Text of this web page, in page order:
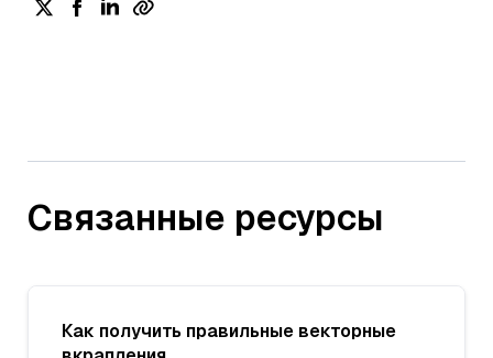
Связанные ресурсы
Как получить правильные векторные